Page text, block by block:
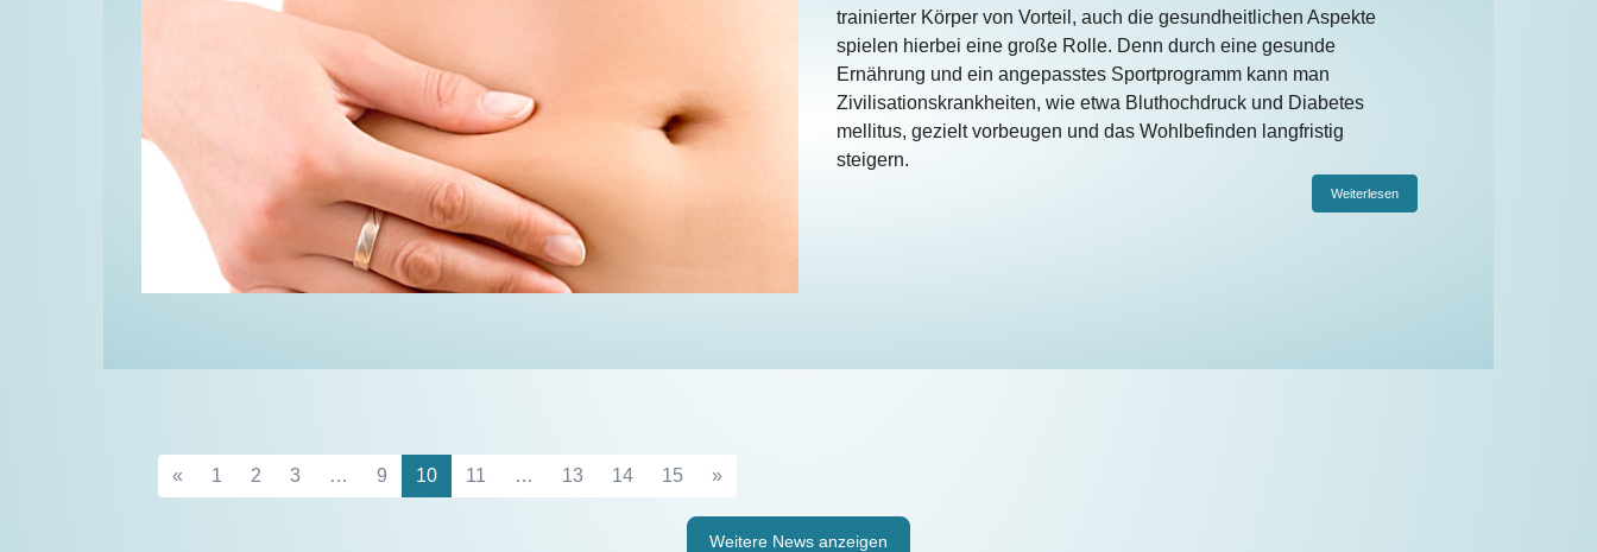
trainierter Körper von Vorteil, auch die gesundheitlichen Aspekte
spielen hierbei eine große Rolle. Denn durch eine gesunde
Ernährung und ein angepasstes Sportprogramm kann man
Zivilisationskrankheiten, wie etwa Bluthochdruck und Diabetes
mellitus, gezielt vorbeugen und das Wohlbefinden langfristig
steigern.
Weiterlesen
« 1 2 3 … 9 10 11 … 13 14 15 »
Weitere News anzeigen